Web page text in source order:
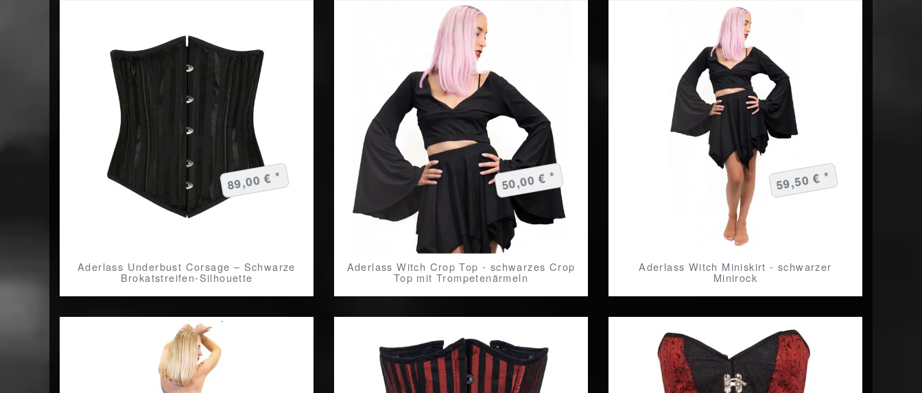
Aderlass Underbust Corsage – Schwarze
Brokatstreifen-Silhouette
89,00 € *
Aderlass Witch Crop Top - schwarzes Crop
Top mit Trompetenärmeln
50,00 € *
Aderlass Witch Miniskirt - schwarzer
Minirock
59,50 € *